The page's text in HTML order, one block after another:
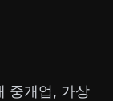
중개업, 가상